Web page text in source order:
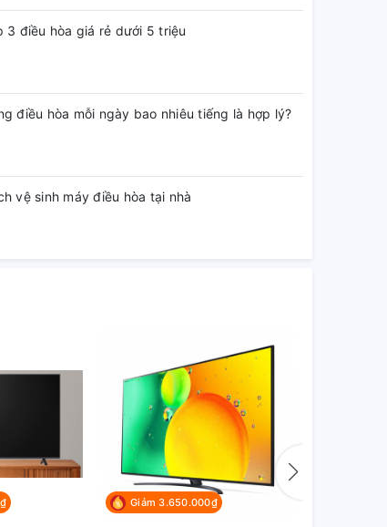
3 điều hòa giá rẻ dưới 5 triệu
điều hòa mỗi ngày bao nhiêu tiếng là hợp lý?
vệ sinh máy điều hòa tại nhà
Giảm 3.650.000₫